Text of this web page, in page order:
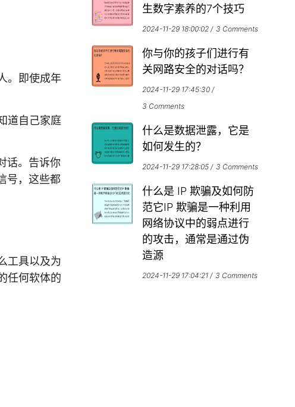
。即使成年
道自己家庭
话。告诉你
号，这些都
工具以及为
任何软体的
生数字素养的7个技巧
2024-11-29 18:00:02 3 Comments
你与你的孩子们进行有
关网路安全的对话吗？
2024-11-29 17:45:30
3 Comments
什么是数据泄露，它是
如何发生的？
2024-11-29 17:28:05 3 Comments
什么是 IP 欺骗及如何防
范它IP 欺骗是一种利用
网络协议中的弱点进行
的攻击，通常是通过伪
造源
2024-11-29 17:04:21 3 Comments